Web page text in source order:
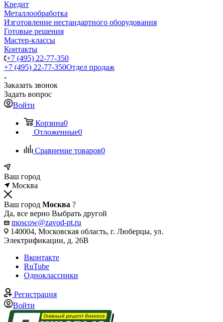
Кредит
Металлообработка
Изготовление нестандартного оборудования
Готовые решения
Мастер-классы
Контакты
+7 (495) 22-77-350
+7 (495) 22-77-350Отдел продаж
Заказать звонок
Задать вопрос
Войти
Корзина0
Отложенные0
Сравнение товаров0
Ваш город
Москва
Ваш город Москва ?
Да, все верно Выбрать другой
moscow@zavod-pt.ru
140004, Московская область, г. Люберцы, ул.
Электрификации, д. 26В
Вконтакте
RuTube
Одноклассники
Регистрация
Войти